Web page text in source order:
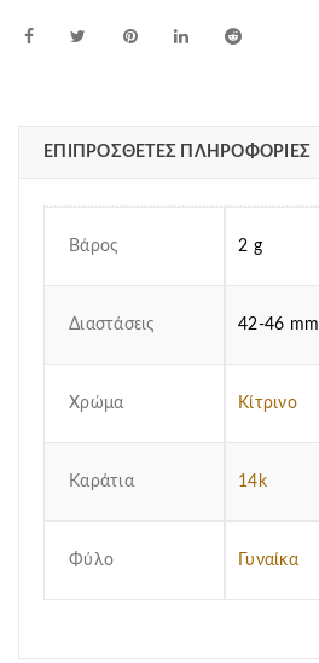
ΕΠΙΠΡΌΣΘΕΤΕΣ ΠΛΗΡΟΦΟΡΊΕΣ
Βάρος 2 g
Διαστάσεις 42-46 mm
Χρώμα Κίτρινο
Καράτια 14k
Φύλο Γυναίκα